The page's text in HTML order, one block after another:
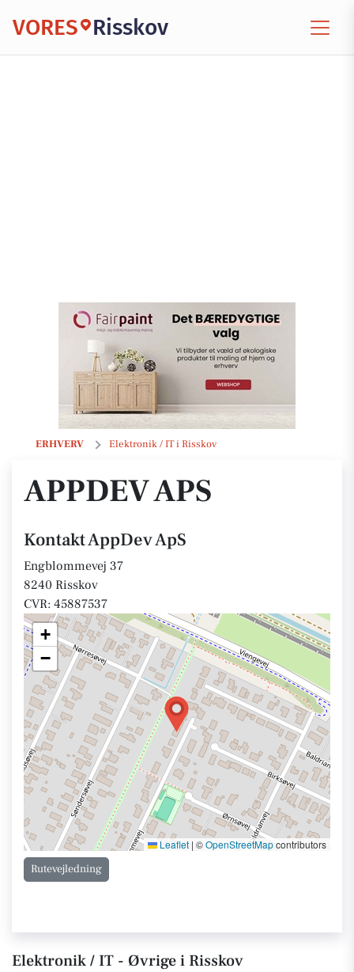
VORES Risskov
ERHVERV Elektronik / IT i Risskov
AppDev ApS
APPDEV APS
Kontakt AppDev ApS
Engblommevej 37
8240 Risskov
CVR: 45887537
+
−
Leaflet | ©OpenStreetMapcontributors
Rutevejledning
Elektronik / IT - Øvrige i Risskov